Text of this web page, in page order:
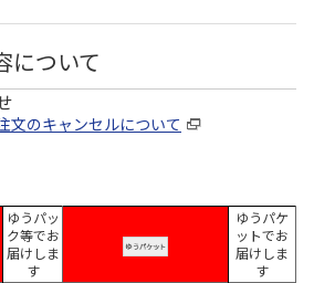
について
文のキャンセルについて
ゆうパッ
ク等でお
届けしま
す
ゆうパケ
ットでお
届けしま
す